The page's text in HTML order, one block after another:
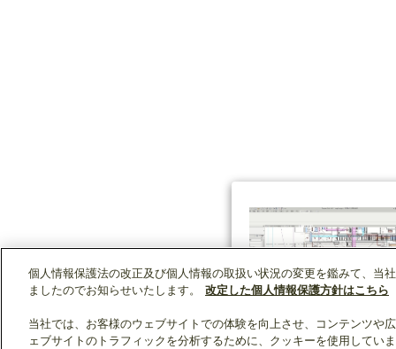
個人情報保護法の改正及び個人情報の取扱い状況の変更を鑑みて、当
ましたのでお知らせいたします。
改定した個人情報保護方針はこちら
当社では、お客様のウェブサイトでの体験を向上させ、コンテンツや
ェブサイトのトラフィックを分析するために、クッキーを使用してい